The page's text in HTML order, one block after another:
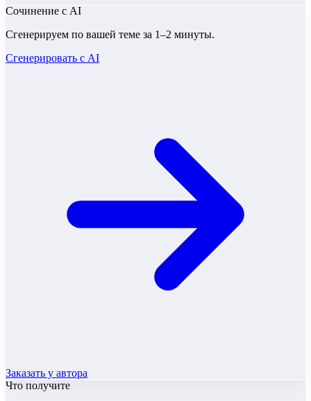
Сочинение с AI
Сгенерируем по вашей теме за 1–2 минуты.
Сгенерировать с AI
Заказать у автора
Что получите